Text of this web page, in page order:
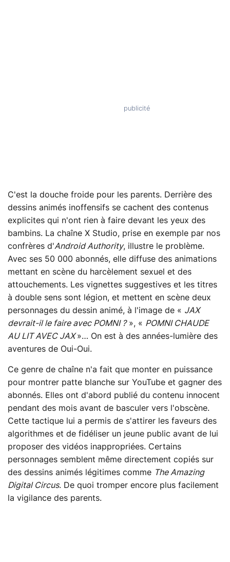
C'est la douche froide pour les parents. Derrière des
dessins animés inoffensifs se cachent des contenus
explicites qui n'ont rien à faire devant les yeux des
bambins. La chaîne X Studio, prise en exemple par nos
confrères d'Android Authority, illustre le problème.
Avec ses 50 000 abonnés, elle diffuse des animations
mettant en scène du harcèlement sexuel et des
attouchements. Les vignettes suggestives et les titres
à double sens sont légion, et mettent en scène deux
personnages du dessin animé, à l'image de « JAX
devrait-il le faire avec POMNI ?», « POMNI CHAUDE
AU LIT AVEC JAX»… On est à des années-lumière des
aventures de Oui-Oui.
Ce genre de chaîne n'a fait que monter en puissance
pour montrer patte blanche sur YouTube et gagner des
abonnés. Elles ont d'abord publié du contenu innocent
pendant des mois avant de basculer vers l'obscène.
Cette tactique lui a permis de s'attirer les faveurs des
algorithmes et de fidéliser un jeune public avant de lui
proposer des vidéos inappropriées. Certains
personnages semblent même directement copiés sur
des dessins animés légitimes comme The Amazing
Digital Circus. De quoi tromper encore plus facilement
la vigilance des parents.